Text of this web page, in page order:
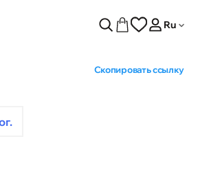
Ru
Скопировать ссылку